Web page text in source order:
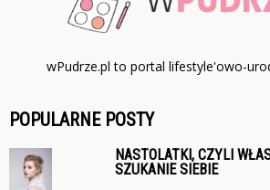
wPudrze.pl to portal lifestyle'owo-
POPULARNE POSTY
NASTOLATKI, CZYLI
SZUKANIE SIEBIE